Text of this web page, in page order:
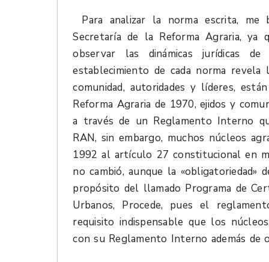
Para analizar la norma escrita,
Secretaría de la Reforma Agraria,
observar las dinámicas jurídicas
establecimiento de cada norma
comunidad, autoridades y líderes,
Reforma Agraria de 1970, ejidos y
a través de un Reglamento Interno
RAN, sin embargo, muchos núcleos
1992 al artículo 27 constitucional en
no cambió, aunque la
propósito del llamado Programa de
Urbanos, Procede, pues el
requisito indispensable que los
con su Reglamento Interno además de